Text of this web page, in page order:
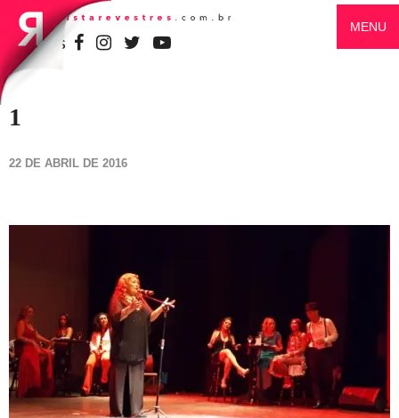
SIGA-NOS
MENU
1
22 DE ABRIL DE 2016